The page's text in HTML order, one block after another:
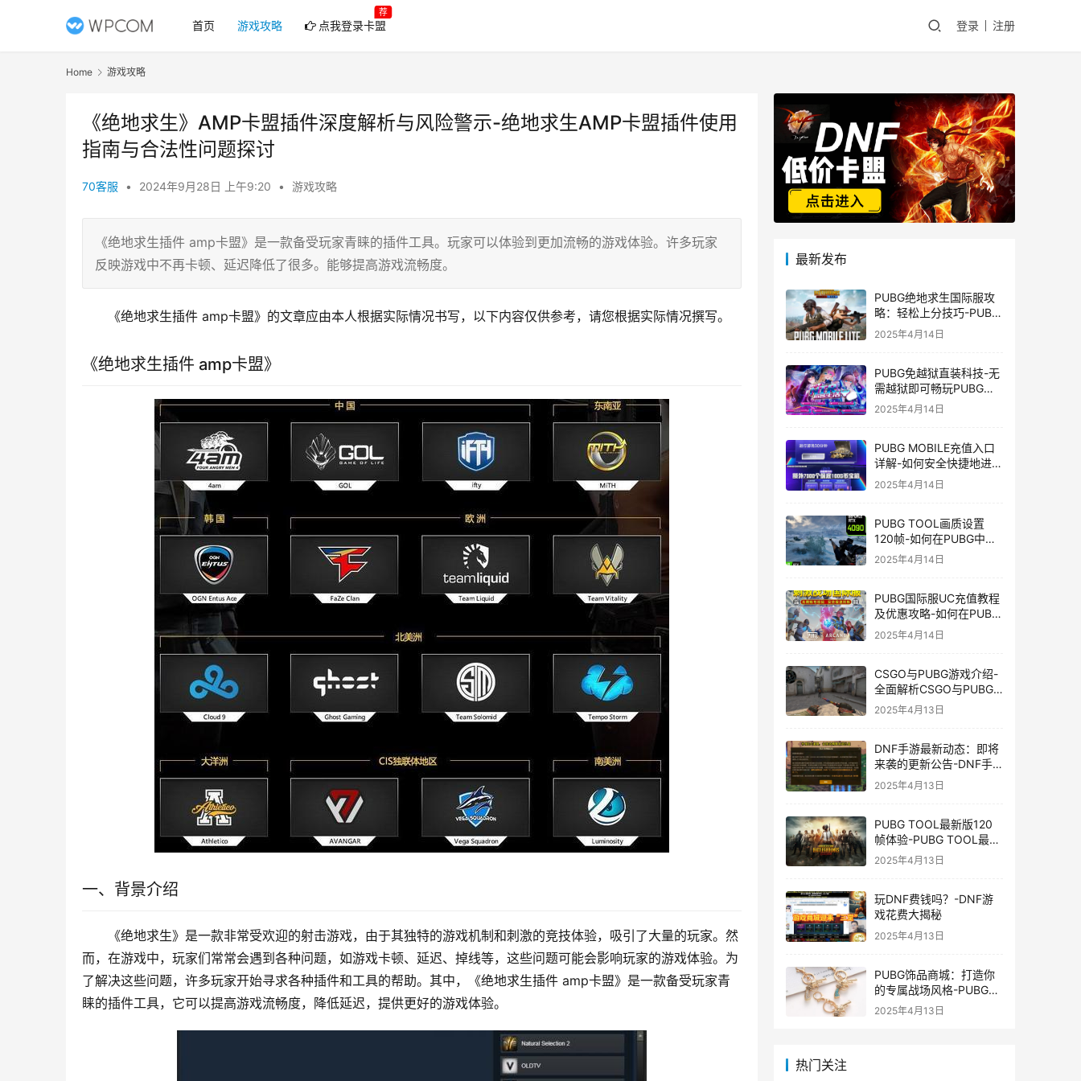
首页 游戏攻略 点我登录卡盟
荐
登录 注册
Home 游戏攻略
《绝地求生》AMP卡盟插件深度解析与风险警示-绝地求生AMP卡盟插件使用
指南与合法性问题探讨
70客服 • 2024年9月28日 上午9:20 • 游戏攻略
《绝地求生插件 amp卡盟》是一款备受玩家青睐的插件工具。玩家可以体验到更加流畅的游戏体验。许多玩家
反映游戏中不再卡顿、延迟降低了很多。能够提高游戏流畅度。
《绝地求生插件 amp卡盟》的文章应由本人根据实际情况书写，以下内容仅供参考，请您根据实际情况撰写。
《绝地求生插件 amp卡盟》
一、背景介绍
《绝地求生》是一款非常受欢迎的射击游戏，由于其独特的游戏机制和刺激的竞技体验，吸引了大量的玩家。然
而，在游戏中，玩家们常常会遇到各种问题，如游戏卡顿、延迟、掉线等，这些问题可能会影响玩家的游戏体验。为
了解决这些问题，许多玩家开始寻求各种插件和工具的帮助。其中，《绝地求生插件 amp卡盟》是一款备受玩家青
睐的插件工具，它可以提高游戏流畅度，降低延迟，提供更好的游戏体验。
最新发布
PUBG绝地求生国际服攻
略：轻松上分技巧-PUBG
绝地求生国际服新手入门
2025年4月14日
PUBG免越狱直装科技-无
需越狱即可畅玩PUBG的
安装技巧
2025年4月14日
PUBG MOBILE充值入口
详解-如何安全快捷地进行
PUBG MOBILE充值
2025年4月14日
PUBG TOOL画质设置
120帧-如何在PUBG中使
用PUBG TOOL实现120
2025年4月14日
PUBG国际服UC充值教程
及优惠攻略-如何在PUBG
国际服中进行高效且安全
的UC充值
2025年4月14日
CSGO与PUBG游戏介绍-
全面解析CSGO与PUBG
这两款热门射击游戏
2025年4月13日
DNF手游最新动态：即将
来袭的更新公告-DNF手
游最新消息与更新时间表
2025年4月13日
PUBG TOOL最新版120
帧体验-PUBG TOOL最新
版120帧游戏体验优化
2025年4月13日
玩DNF费钱吗？-DNF游
戏花费大揭秘
2025年4月13日
PUBG饰品商城：打造你
的专属战场风格-PUBG游
戏内饰品购买指南
2025年4月13日
热门关注